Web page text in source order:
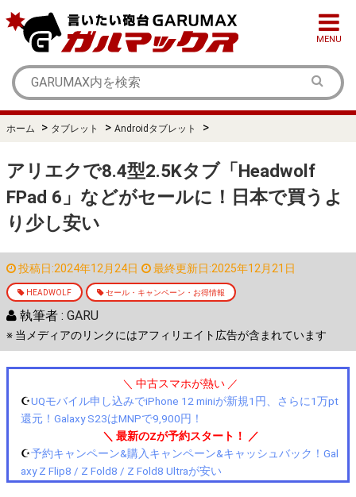
MENU
ホーム > タブレット > Androidタブレット >
アリエクで8.4型2.5Kタブ「Headwolf
FPad 6」などがセールに！日本で買うよ
り少し安い
投稿日:2024年12月24日 最終更新日:2025年12月21日
HEADWOLF セール・キャンペーン・お得情報
執筆者 : GARU
※ 当メディアのリンクにはアフィリエイト広告が含まれています
＼ 中古スマホが熱い ／
☪️UQモバイル申し込みでiPhone 12 miniが新規1円、さらに1万pt
還元！Galaxy S23はMNPで9,900円！
＼ 最新のZが予約スタート！ ／
☪️予約キャンペーン&購入キャンペーン&キャッシュバック！Gal
axy Z Flip8 / Z Fold8 / Z Fold8 Ultraが安い